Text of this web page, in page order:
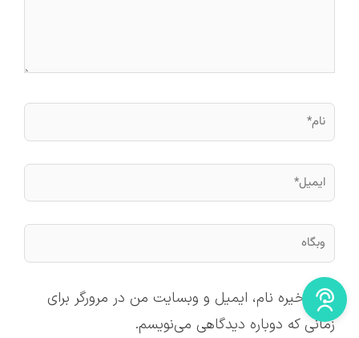
نام*
ایمیل*
وبگاه
ذخیره نام، ایمیل و وبسایت من در مرورگر برای
زمانی که دوباره دیدگاهی می‌نویسم.